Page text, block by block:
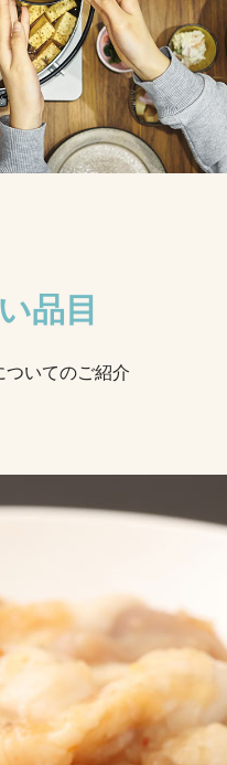
品目
ついてのご紹介